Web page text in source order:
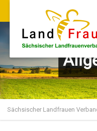
Sächsischer Landfrauen